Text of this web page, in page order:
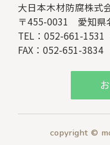
大日本木材防腐株式
〒455-0031 愛知県
TEL：052-661-1531
FAX：052-651-3834
copyright ©